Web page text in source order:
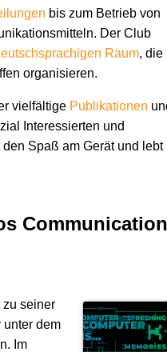
bis zum Betrieb von
Der Club
Raum, die
organisieren.
vielfältige Publikationen
Interessierten und
Spaß am Gerät und lebt
Communication
zu seiner
dem
Im